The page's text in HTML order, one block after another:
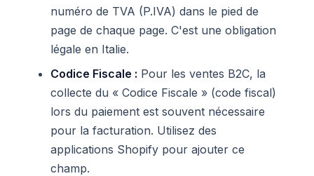
numéro de TVA (P.IVA) dans le pied de
page de chaque page. C'est une obligation
légale en Italie.
Codice Fiscale : Pour les ventes B2C, la
collecte du « Codice Fiscale » (code fiscal)
lors du paiement est souvent nécessaire
pour la facturation. Utilisez des
applications Shopify pour ajouter ce
champ.